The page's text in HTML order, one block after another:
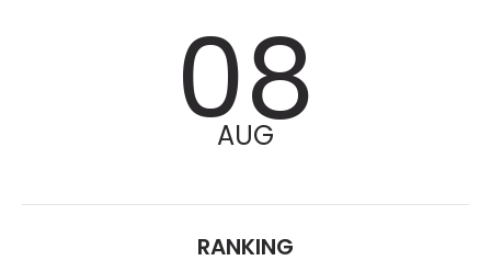
08
AUG
RANKING